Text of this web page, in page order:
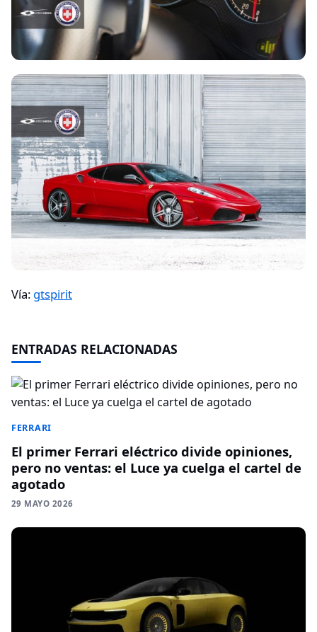
Vía: gtspirit
ENTRADAS RELACIONADAS
FERRARI
El primer Ferrari eléctrico divide opiniones,
pero no ventas: el Luce ya cuelga el cartel de
agotado
29 MAYO 2026